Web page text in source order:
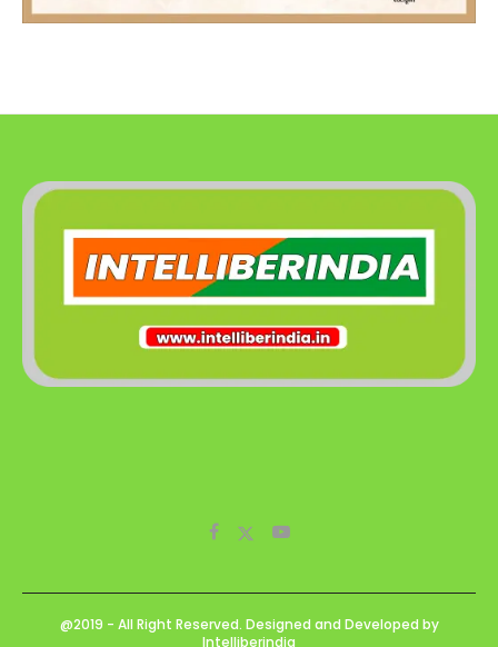
@2019 - All Right Reserved. Designed and Developed by
Intelliberindia